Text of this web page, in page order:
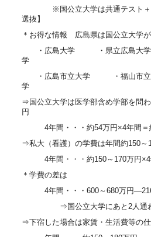
※国公立大学は共通テスト＋各
選抜】
＊お得な情報 広島県は国公立大学
・広島大学 ・県立広島大
学
・広島市立大学 ・福山市
学
⇒国公立大学は医学部含め学部を問
円
4年間・・・約54万円×4年間＝
⇒私大（看護）の学費は年間約150～
4年間・・・約150～170万円×4
＊学費の差は
4年間・・・600～680万円―216
⇒国公立大学にあと2人通わせ
⇒下宿した場合は家賃・生活費等の